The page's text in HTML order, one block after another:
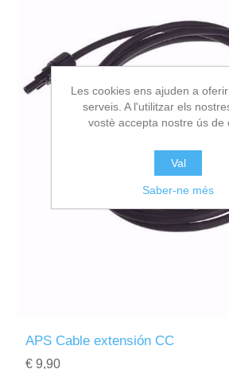
APS Cable extensión CC
€ 9,90
Les cookies ens ajuden a
serveis. A l'utilitzar els
vostè accepta nostre ús de
Val
Saber-ne més